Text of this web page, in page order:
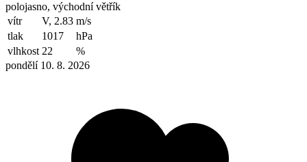
polojasno, východní větřík
vítr
V, 2.83 m/s
tlak
1017
hPa
vlhkost 22
%
pondělí 10. 8. 2026